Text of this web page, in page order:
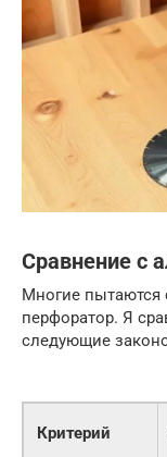
Сравнение с
Многие пытаются
перфоратор. Я
следующие
Критерий